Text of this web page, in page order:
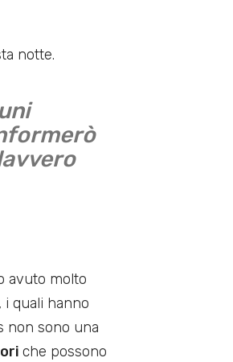
notte.
avuto molto
, i quali hanno
non sono una
che possono